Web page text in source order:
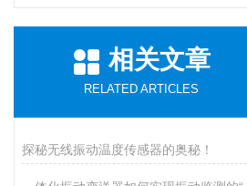
相关文章
RELATED ARTICLES
探秘无线振动温度传感器的奥秘！